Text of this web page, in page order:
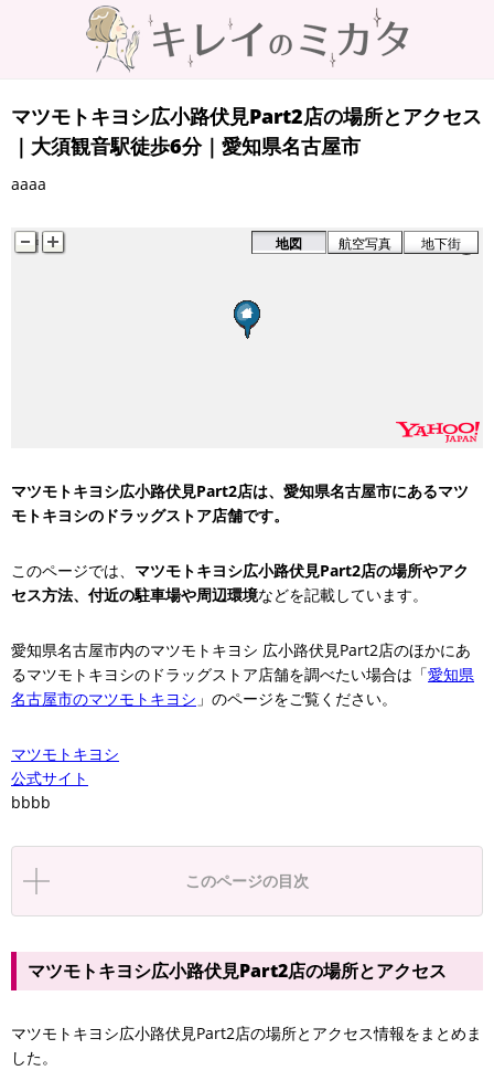
マツモトキヨシ広小路伏見Part2店の場所とアクセス
｜大須観音駅徒歩6分｜愛知県名古屋市
aaaa
地図 航空写真 地下街
マツモトキヨシ広小路伏見Part2店は、愛知県名古屋市にあるマツ
モトキヨシのドラッグストア店舗です。
このページでは、 マツモトキヨシ広小路伏見Part2店の場所やアク
セス方法、付近の駐車場や周辺環境などを記載しています。
愛知県名古屋市内のマツモトキヨシ 広小路伏見Part2店のほかにあ
るマツモトキヨシのドラッグストア店舗を調べたい場合は「愛知県
名古屋市のマツモトキヨシ 」のページをご覧ください。
マツモトキヨシ
公式サイト
bbbb
このページの目次
マツモトキヨシ広小路伏見Part2店の場所とアクセス
マツモトキヨシ広小路伏見Part2店の場所とアクセス情報をまとめま
した。